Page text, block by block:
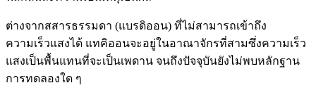
ต่างจากสสารธรรมดา (แบรดิออน) ที่ไม่สามารถเข้าถึง
ความเร็วแสงได้ แทคิออนจะอยู่ในอาณาจักรที่สามซึ่งความเร็ว
แสงเป็นพื้นแทนที่จะเป็นเพดาน จนถึงปัจจุบันยังไม่พบหลักฐาน
การทดลองใด ๆ